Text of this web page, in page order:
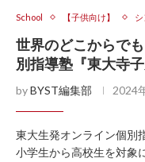
School 【子供向け】
世界のどこからで
別指導塾『東大寺子
byBYST編集部 2024
東大生発オンライン個別
小学生から高校生を対象